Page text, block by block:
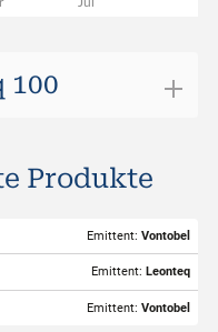
100
XITT0BUSTECH
Nasdaq 100
Produkte
Emittent: Vontobel
Emittent: Leonteq
Emittent: Vontobel